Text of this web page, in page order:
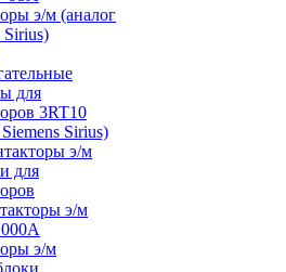
э/м (аналог
Sirius)
для
3RT10
Sirius)
э/м
для
э/м
э/м